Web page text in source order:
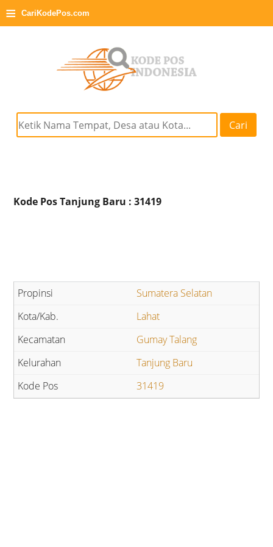
≡ CariKodePos.com
Cari
Kode Pos Tanjung Baru : 31419
Sumatera Selatan
Lahat
Gumay Talang
Tanjung Baru
31419